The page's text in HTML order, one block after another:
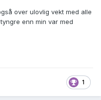
over ulovlig vekt med alle
enn min var med
1